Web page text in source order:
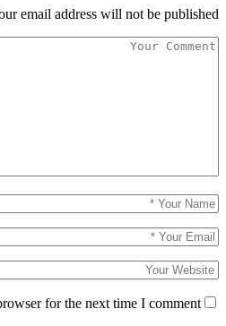
email address will not be published.
for the next time I comment.